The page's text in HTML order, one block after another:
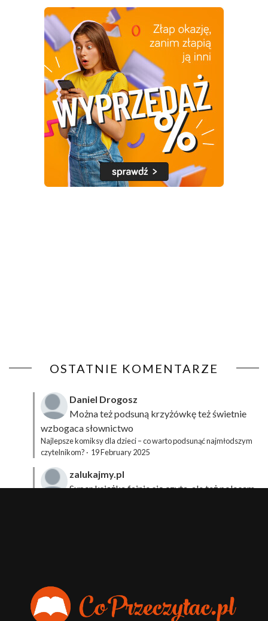
OSTATNIE KOMENTARZE
Daniel Drogosz
Można też podsuną krzyżówkęteż świetnie
wzbogaca słownictwo
Najlepsze komiksy dla dzieci – co warto podsunąć najmłodszym
czytelnikom? · 19 February 2025
zalukajmy.pl
Super książka fajnie się czyta, ale też polecam
Planer Książkary – ten gadżet powinien mieć każdy
książkoholik!
8 December 2023